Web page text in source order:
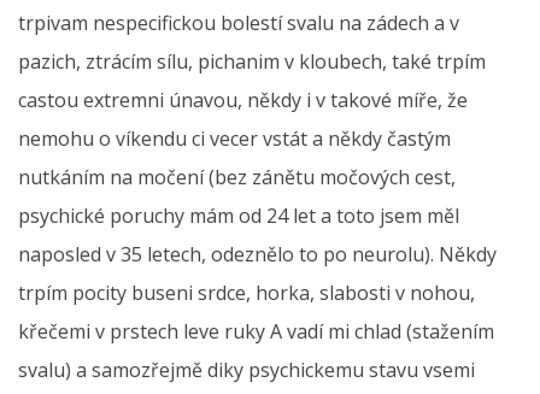
trpivam nespecifickou bolestí svalu na zádech a v
pazich, ztrácím sílu, pichanim v kloubech, také trpím
castou extremni únavou, někdy i v takové míře, že
nemohu o víkendu ci vecer vstát a někdy častým
nutkáním na močení (bez zánětu močových cest,
psychické poruchy mám od 24 let a toto jsem měl
naposled v 35 letech, odeznělo to po neurolu). Někdy
trpím pocity buseni srdce, horka, slabosti v nohou,
křečemi v prstech leve ruky A vadí mi chlad (stažením
svalu) a samozřejmě diky psychickemu stavu vsemi